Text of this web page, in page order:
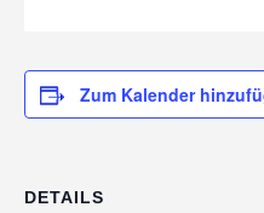
Zum Kalender
DETAILS